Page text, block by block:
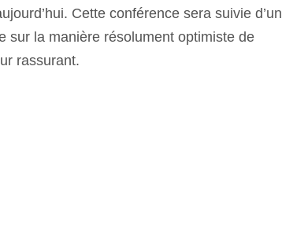
Cette conférence sera suivie d’un
sur la manière résolument optimiste de
rassurant.